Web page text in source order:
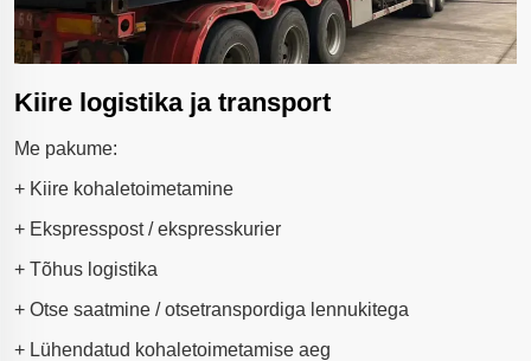
Kiire logistika ja transport
Me pakume:
+ Kiire kohaletoimetamine
+ Ekspresspost / ekspresskurier
+ Tõhus logistika
+ Otse saatmine / otsetranspordiga lennukitega
+ Lühendatud kohaletoimetamise aeg